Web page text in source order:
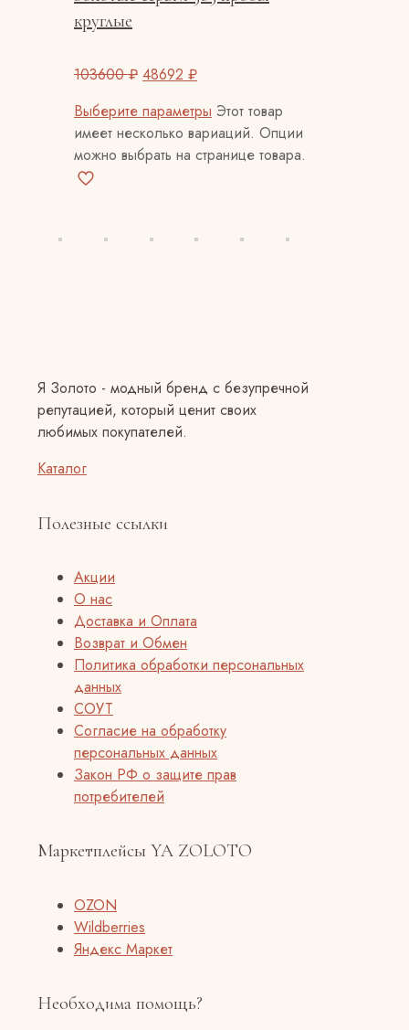
круглые
103600₽ 48692 ₽
Выберите параметры Этот товар
имеет несколько вариаций. Опции
можно выбрать на странице товара.
Я Золото - модный бренд с безупречной
репутацией, который ценит своих
любимых покупателей.
Каталог
Полезные ссылки
Акции
О нас
Доставка и Оплата
Возврат и Обмен
Политика обработки персональных
данных
СОУТ
Согласие на обработку
персональных данных
Закон РФ о защите прав
потребителей
Маркетплейсы YA ZOLOTO
OZON
Wildberries
Яндекс Маркет
Необходима помощь?